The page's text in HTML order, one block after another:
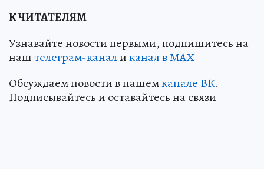
К ЧИТАТЕЛЯМ
Узнавайте новости первыми, подпишитесь на
наштелеграм-каналиканал в МАХ
Обсуждаем новости в нашемканале ВК.
Подписывайтесь и оставайтесь на связи